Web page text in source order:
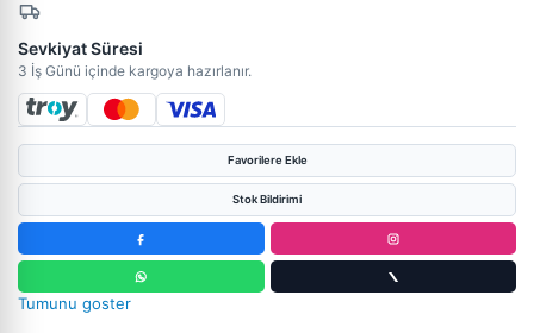
Sevkiyat Süresi
3 İş Günü içinde kargoya hazırlanır.
Favorilere Ekle
Stok Bildirimi
Tumunu goster